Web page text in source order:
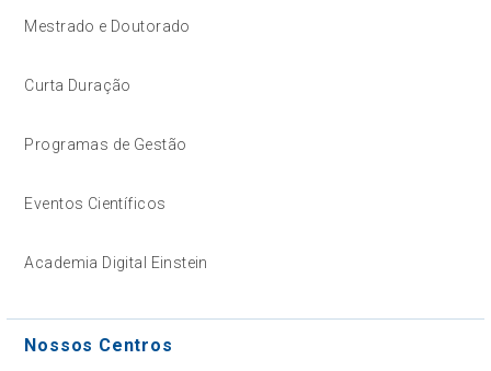
Mestrado e Doutorado
Curta Duração
Programas de Gestão
Eventos Científicos
Academia Digital Einstein
Nossos Centros